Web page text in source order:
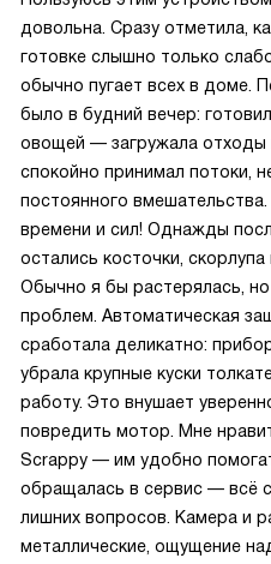
довольна. Сразу отметила,
готовке слышно только
обычно пугает всех в доме.
было в будний вечер:
овощей — загружала отходы
спокойно принимал потоки,
постоянного
времени и сил! Однажды
остались косточки,
Обычно я бы растерялась,
проблем. Автоматическая
сработала деликатно:
убрала крупные куски
работу. Это внушает
повредить мотор. Мне
Scrappy — им удобно
обращалась в сервис — всё
лишних вопросов. Камера и
металлические, ощущение